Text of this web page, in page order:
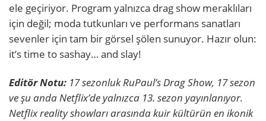
ele geçiriyor. Program yalnızca drag show meraklıları
için değil; moda tutkunları ve performans sanatları
sevenler için tam bir görsel şölen sunuyor. Hazır olun:
it’s time to sashay… and slay!
Editör Notu: 17 sezonluk RuPaul’s Drag Show, 17 sezon
ve şu anda Netflix’de yalnızca 13. sezon yayınlanıyor.
Netflix reality showları arasında kuir kültürün en ikonik